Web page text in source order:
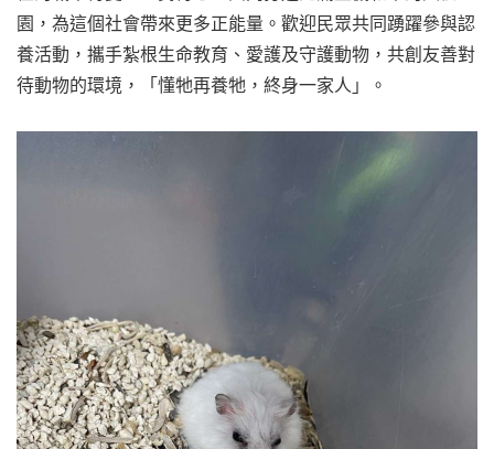
園，為這個社會帶來更多正能量。歡迎民眾共同踴躍參與認
養活動，攜手紮根生命教育、愛護及守護動物，共創友善對
待動物的環境，「懂牠再養牠，終身一家人」。